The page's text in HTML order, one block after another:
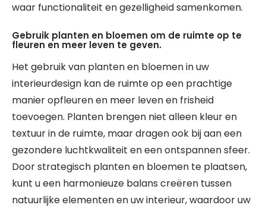
waar functionaliteit en gezelligheid samenkomen.
Gebruik planten en bloemen om de ruimte op te
fleuren en meer leven te geven.
Het gebruik van planten en bloemen in uw
interieurdesign kan de ruimte op een prachtige
manier opfleuren en meer leven en frisheid
toevoegen. Planten brengen niet alleen kleur en
textuur in de ruimte, maar dragen ook bij aan een
gezondere luchtkwaliteit en een ontspannen sfeer.
Door strategisch planten en bloemen te plaatsen,
kunt u een harmonieuze balans creëren tussen
natuurlijke elementen en uw interieur, waardoor uw